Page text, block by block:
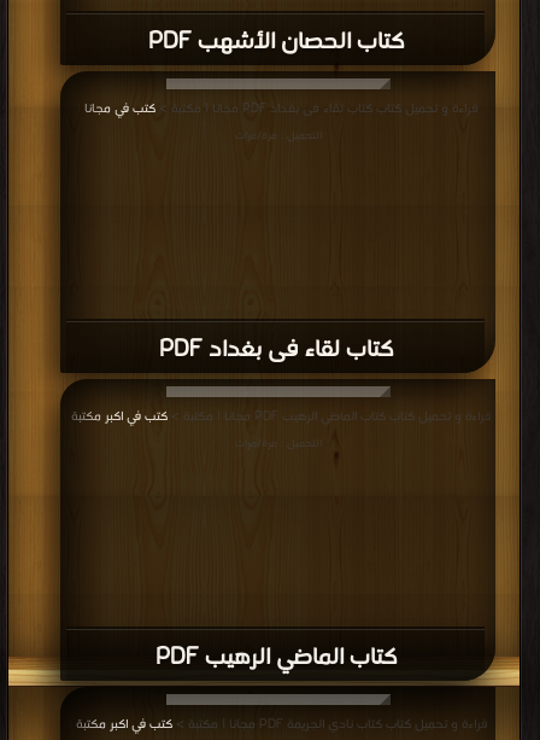
كتاب الحصان الأشهب PDF
كتاب لقاء فى بغداد PDF
قراءة و تحميل كتاب كتاب لقاء فى بغداد PDF مجانا | مكتبة > كتب في مجانا
التحميل : مرة/مرات
كتاب الماضي الرهيب PDF
قراءة و تحميل كتاب كتاب الماضي الرهيب PDF مجانا | مكتبة > كتب في اكبر مكتبة
التحميل : مرة/مرات
قراءة و تحميل كتاب كتاب نادي الجريمة PDF مجانا | مكتبة > كتب في اكبر مكتبة